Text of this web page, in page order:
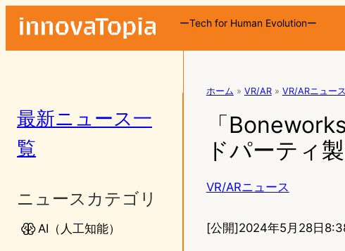
ーTech for Human Evolutionー
最新ニュース一
覧
ニュースカテゴリ
AI（人工知能）
ホーム » VR/AR » VR/ARニュース
「
ドパーティ
VR/ARニュース
[公開]2024年5月28日